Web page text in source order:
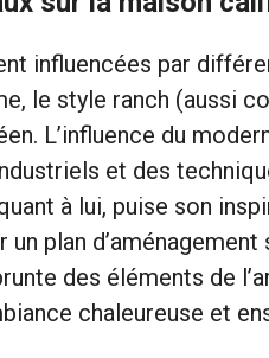
influencées par
le style ranch (aussi
L’influence du
et des
à lui, puise son
plan d’aménagement
des éléments de
chaleureuse et